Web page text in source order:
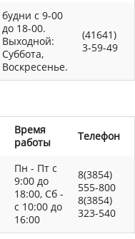
будни с 9-00
до 18-00.
Выходной:
Суббота,
Воскресенье.
(41641)
3-59-49
Время
работы
Телефон
Пн - Пт с
9:00 до
18:00, Сб -
с 10:00 до
16:00
8(3854)
555-800
8(3854)
323-540